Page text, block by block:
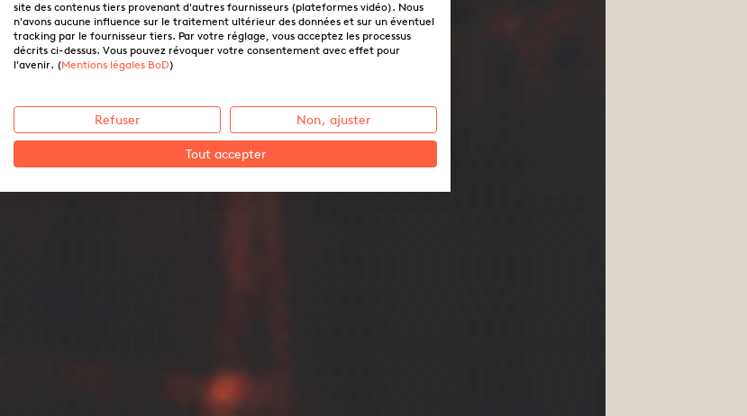
site des contenus tiers provenant d'autres fournisseurs (plateformes vidéo). Nous
n'avons aucune influence sur le traitement ultérieur des données et sur un éventuel
tracking par le fournisseur tiers. Par votre réglage, vous acceptez les processus
décrits ci-dessus. Vous pouvez révoquer votre consentement avec effet pour
l'avenir. (Mentions légales BoD)
Refuser Non, ajuster
Tout accepter